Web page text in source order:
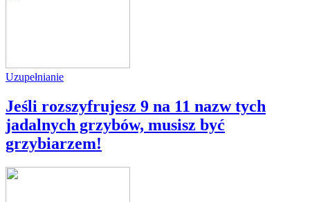
Uzupełnianie
Jeśli rozszyfrujesz 9 na 11 nazw tych
jadalnych grzybów, musisz być
grzybiarzem!